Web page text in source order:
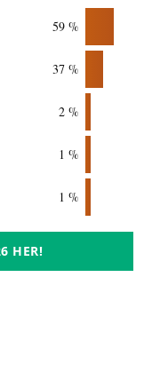
59 %
37 %
2 %
1 %
1 %
HER!